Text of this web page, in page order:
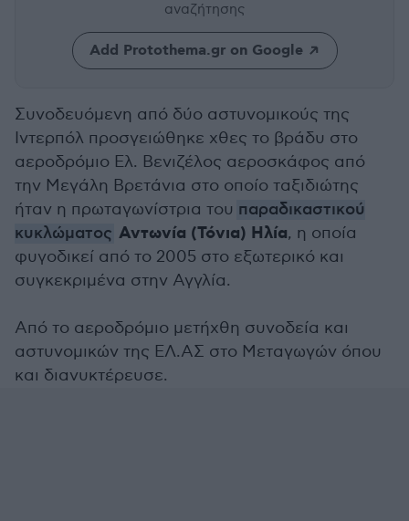
αναζήτησης
Add Protothema.gr on Google
Συνοδευόμενη από δύο αστυνομικούς της
Ιντερπόλ προσγειώθηκε χθες το βράδυ στο
αεροδρόμιο Ελ. Βενιζέλος αεροσκάφος από
την Μεγάλη Βρετάνια στο οποίο ταξιδιώτης
ήταν η πρωταγωνίστρια του παραδικαστικού
κυκλώματος Αντωνία (Τόνια) Ηλία, η οποία
φυγοδικεί από το 2005 στο εξωτερικό και
συγκεκριμένα στην Αγγλία.
Από το αεροδρόμιο μετήχθη συνοδεία και
αστυνομικών της ΕΛ.ΑΣ στο Μεταγωγών όπου
και διανυκτέρευσε.